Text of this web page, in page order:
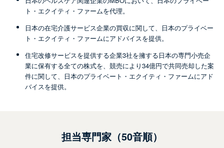
ト・エクイティ・ファームを代理。
日本の在宅介護サービス企業の買収に関して、日本のプライベー
ト・エクイティ・ファームにアドバイスを提供。
住宅改修サービスを提供する企業3社を擁する日本の専門小売企
業に保有する全ての株式を、競売により34億円で共同売却した案
件に関して、日本のプライベート・エクイティ・ファームにアド
バイスを提供。
担当専門家（50音順）